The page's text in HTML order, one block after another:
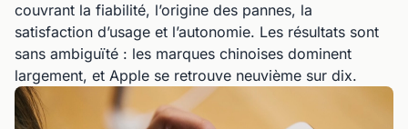
couvrant la fiabilité, l’origine des pannes, la
satisfaction d’usage et l’autonomie. Les résultats sont
sans ambiguïté : les marques chinoises dominent
largement, et Apple se retrouve neuvième sur dix.